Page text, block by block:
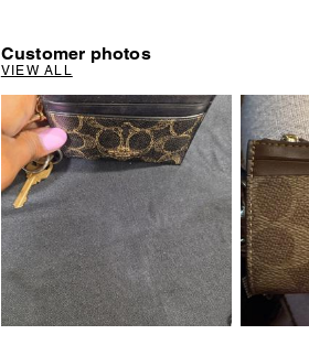
Customer photos
VIEW ALL